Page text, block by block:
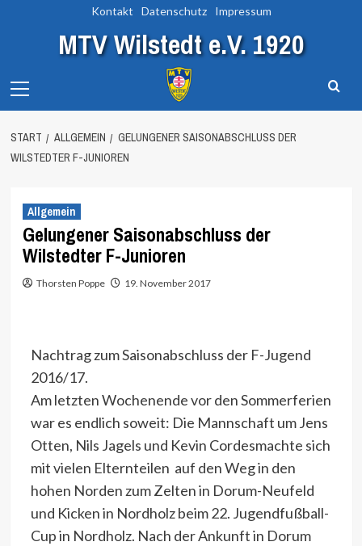
Kontakt Datenschutz Impressum
MTV Wilstedt e.V. 1920
Menu
START ALLGEMEIN
GELUNGENER SAISONABSCHLUSS DER
WILSTEDTER F-JUNIOREN
Allgemein
Gelungener Saisonabschluss der
Wilstedter F-Junioren
Thorsten Poppe 19. November 2017
Nachtrag zum Saisonabschluss der F-Jugend
2016/17.
Am letzten Wochenende vor den Sommerferien
war es endlich soweit: Die Mannschaft um Jens
Otten, Nils Jagels und Kevin Cordesmachte sich
mit vielen Elternteilen auf den Weg in den
hohen Norden zum Zelten in Dorum-Neufeld
und Kicken in Nordholz beim 22. Jugendfußball-
Cup in Nordholz. Nach der Ankunft in Dorum